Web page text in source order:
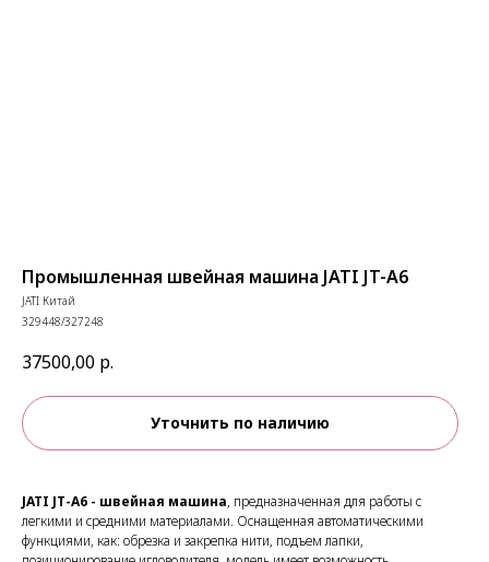
Промышленная швейная машина JATI JT-A6
JATI Китай
329448/327248
37500,00 р.
Уточнить по наличию
JATI JT-A6 - швейная машина, предназначенная для работы с
легкими и средними материалами. Оснащенная автоматическими
функциями, как: обрезка и закрепка нити, подъем лапки,